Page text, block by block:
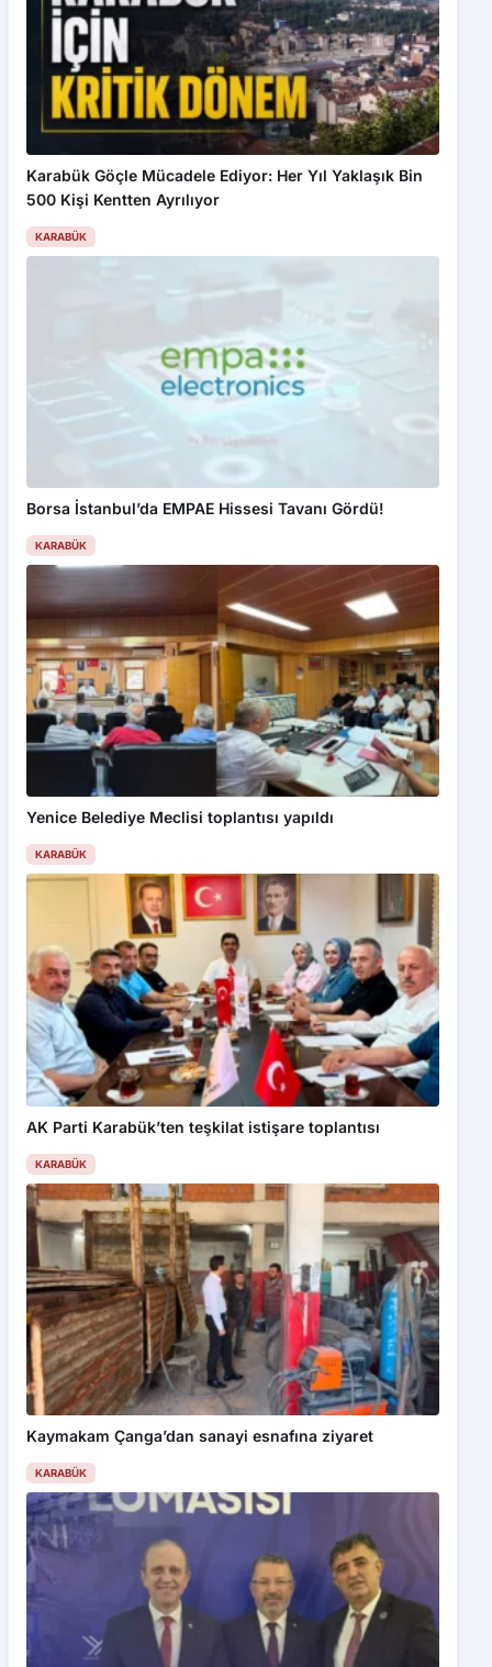
Karabük Göçle Mücadele Ediyor: Her Yıl Yaklaşık Bin
500 Kişi Kentten Ayrılıyor
KARABÜK
Borsa İstanbul’da EMPAE Hissesi Tavanı Gördü!
KARABÜK
Yenice Belediye Meclisi toplantısı yapıldı
KARABÜK
AK Parti Karabük’ten teşkilat istişare toplantısı
KARABÜK
Kaymakam Çanga’dan sanayi esnafına ziyaret
KARABÜK